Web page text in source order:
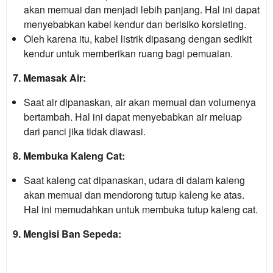
akan memuai dan menjadi lebih panjang. Hal ini dapat
menyebabkan kabel kendur dan berisiko korsleting.
Oleh karena itu, kabel listrik dipasang dengan sedikit
kendur untuk memberikan ruang bagi pemuaian.
7. Memasak Air:
Saat air dipanaskan, air akan memuai dan volumenya
bertambah. Hal ini dapat menyebabkan air meluap
dari panci jika tidak diawasi.
8. Membuka Kaleng Cat:
Saat kaleng cat dipanaskan, udara di dalam kaleng
akan memuai dan mendorong tutup kaleng ke atas.
Hal ini memudahkan untuk membuka tutup kaleng cat.
9. Mengisi Ban Sepeda: